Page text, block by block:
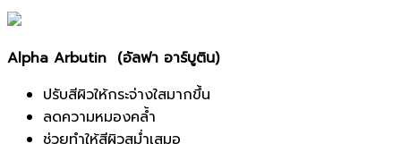
Alpha Arbutin (อัลฟา อาร์บูติน)
ปรับสีผิวให้กระจ่างใสมากขึ้น
ลดความหมองคล้ำ
ช่วยทำให้สีผิวสม่ำเสมอ